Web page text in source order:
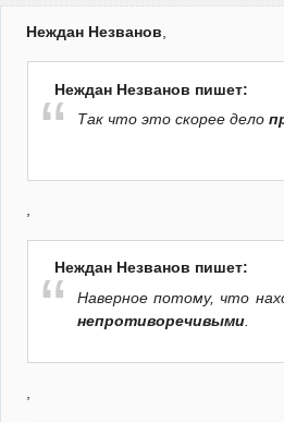
Неждан Незванов
Неждан Незванов пишет:
Так что это скорее дело
,
Неждан Незванов пишет:
Наверное потому, что
непротиворечивыми